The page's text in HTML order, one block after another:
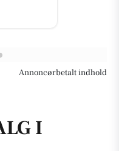
Annoncørbetalt indhold
I